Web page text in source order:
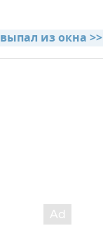
из окна >>